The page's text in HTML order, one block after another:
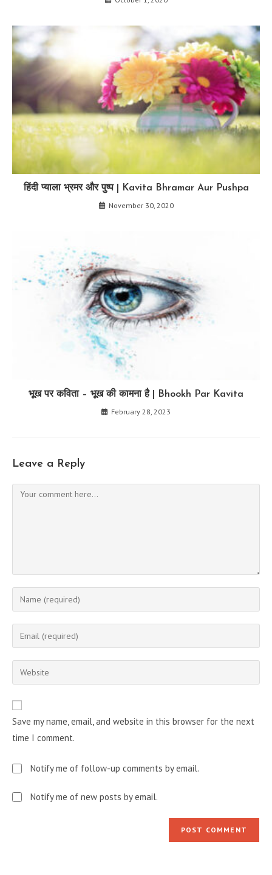
हिंदी प्याला भ्रमर और पुष्प | Kavita Bhramar Aur Pushpa
November 30, 2020
भूख पर कविता – भूख की कामना है | Bhookh Par Kavita
February 28, 2023
Leave a Reply
Comment
Enter
your
name
comment
Enter
your
email
address
Enter
your
URL
(optional)
Save my name, email, and website in this browser for the next
time I comment.
Notify me of follow-up comments by email.
Notify me of new posts by email.